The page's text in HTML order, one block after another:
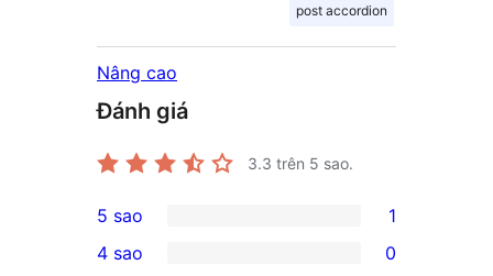
post accordion
Nâng cao
Đánh giá
3.3 trên 5 sao.
1
5-
5 sao 1
4 sao 0